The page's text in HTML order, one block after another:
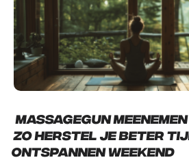
Massagegun
zo herstel je beter
ontspannen weekend